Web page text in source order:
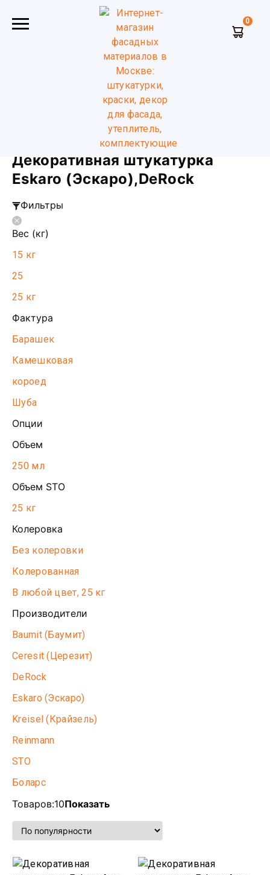
0
Декоративная штукатурка
Декоративная штукатурка
Eskaro (Эскаро),DeRock
Фильтры
Вес (кг)
15 кг
25
25 кг
Фактура
Барашек
Камешковая
короед
Шуба
Опции
Объем
250 мл
Объем STO
25 кг
Колеровка
Без колеровки
Колерованная
В любой цвет, 25 кг
Производители
Baumit (Баумит)
Ceresit (Церезит)
DeRock
Eskaro (Эскаро)
Kreisel (Крайзель)
Reinmann
STO
Боларс
Товаров:10Показать